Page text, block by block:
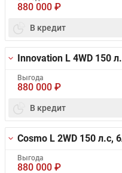
880 000 ₽
В кредит
Innovation L 4WD 150
Выгода
880 000 ₽
В кредит
Cosmo L 2WD 150 л.с,
Выгода
880 000 ₽